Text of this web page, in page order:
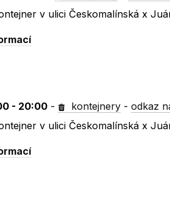
v ulici Českomalínská x
- 20:00 - kontejnery -odkaz
v ulici Českomalínská x